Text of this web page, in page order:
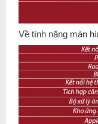
Về tính năng màn